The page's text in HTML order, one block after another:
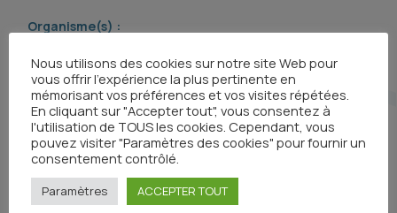
Organisme(s) :
Nous utilisons des cookies sur notre site Web pour
vous offrir l'expérience la plus pertinente en
mémorisant vos préférences et vos visites répétées.
En cliquant sur "Accepter tout", vous consentez à
l'utilisation de TOUS les cookies. Cependant, vous
pouvez visiter "Paramètres des cookies" pour fournir un
consentement contrôlé.
Paramètres ACCEPTER TOUT